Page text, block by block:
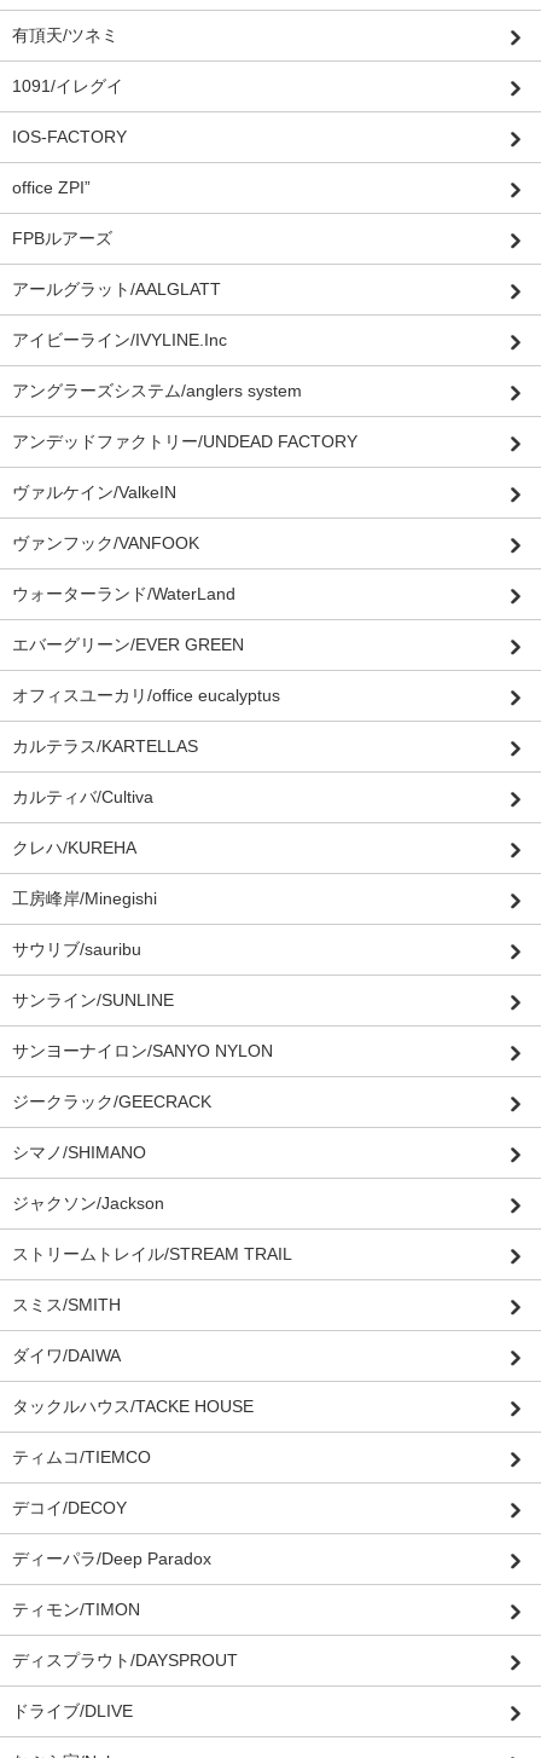
有頂天/ツネミ
1091/イレグイ
IOS-FACTORY
office ZPI”
FPBルアーズ
アールグラット/AALGLATT
アイビーライン/IVYLINE.Inc
アングラーズシステム/anglers system
アンデッドファクトリー/UNDEAD FACTORY
ヴァルケイン/ValkeIN
ヴァンフック/VANFOOK
ウォーターランド/WaterLand
エバーグリーン/EVER GREEN
オフィスユーカリ/office eucalyptus
カルテラス/KARTELLAS
カルティバ/Cultiva
クレハ/KUREHA
工房峰岸/Minegishi
サウリブ/sauribu
サンライン/SUNLINE
サンヨーナイロン/SANYO NYLON
ジークラック/GEECRACK
シマノ/SHIMANO
ジャクソン/Jackson
ストリームトレイル/STREAM TRAIL
スミス/SMITH
ダイワ/DAIWA
タックルハウス/TACKE HOUSE
ティムコ/TIEMCO
デコイ/DECOY
ディーパラ/Deep Paradox
ティモン/TIMON
ディスプラウト/DAYSPROUT
ドライブ/DLIVE